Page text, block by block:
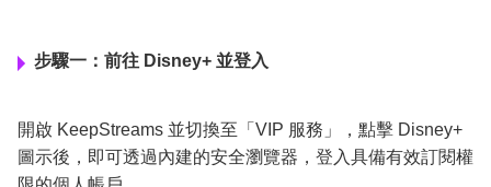
步驟一：前往 Disney+ 並登入
開啟 KeepStreams 並切換至「VIP 服務」，點擊 Disney+
圖示後，即可透過內建的安全瀏覽器，登入具備有效訂閱權